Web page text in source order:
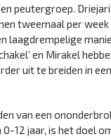
peutergroep.
tweemaal per week
laagdrempelige
en Mirakel
uit te breiden in
van een
12 jaar, is het doel